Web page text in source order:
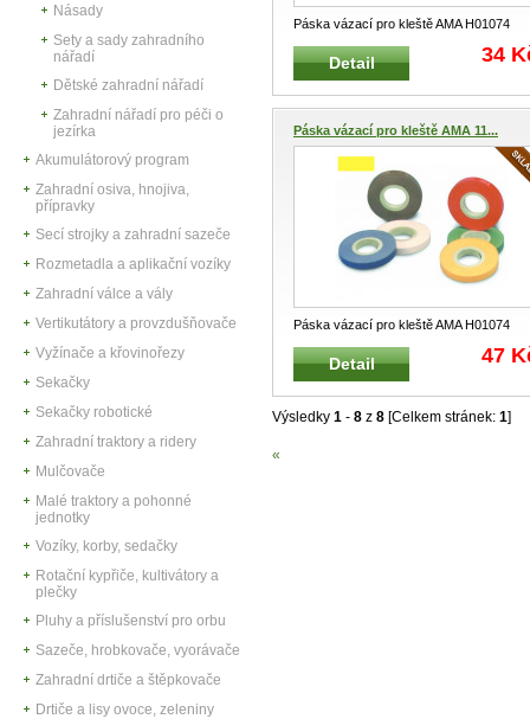
Násady
Sety a sady zahradního
nářadí
Dětské zahradní nářadí
Zahradní nářadí pro péči o
jezírka
Akumulátorový program
Zahradní osiva, hnojiva,
přípravky
Secí strojky a zahradní sazeče
Rozmetadla a aplikační vozíky
Zahradní válce a vály
Vertikutátory a provzdušňovače
Vyžínače a křovinořezy
Sekačky
Sekačky robotické
Zahradní traktory a ridery
Mulčovače
Malé traktory a pohonné
jednotky
Vozíky, korby, sedačky
Rotační kypřiče, kultivátory a
plečky
Pluhy a příslušenství pro orbu
Sazeče, hrobkovače, vyorávače
Zahradní drtiče a štěpkovače
Drtiče a lisy ovoce, zeleniny
Páska vázací pro kleště AMA H01074
Vázací páska pro automatické klešt
Detail 34
Páska vázací pro kleště AMA 11...
Páska vázací pro kleště AMA H01074
Vázací páska pro automatické klešt
Detail 47
Výsledky 1 - 8 z 8 [Celkem stránek: 1]
«